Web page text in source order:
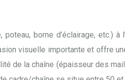
borne d’éclairage, etc.) à
visuelle importante et offre
de la chaîne (épaisseur des